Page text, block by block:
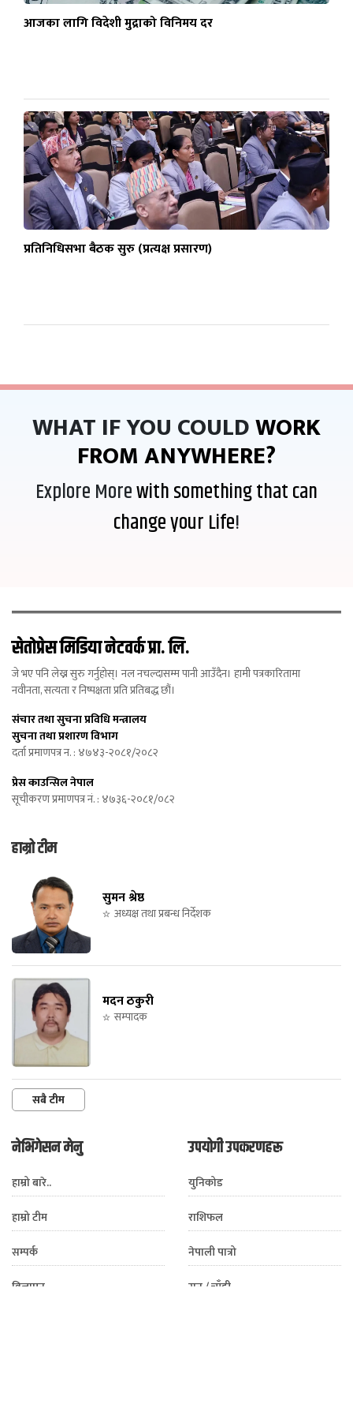
आजका लागि विदेशी मुद्राको विनिमय दर
प्रतिनिधिसभा बैठक सुरु (प्रत्यक्ष प्रसारण)
WHAT IF YOU COULDWORK
FROM ANYWHERE?
Explore Morewith something that can
change your Life!
सेतोप्रेस मिडिया नेटवर्क प्रा. लि.
जे भए पनि लेख्न सुरु गर्नुहोस्। नल नचल्दासम्म पानी आउँदैन। हामी पत्रकारितामा
नवीनता, सत्यता र निष्पक्षता प्रति प्रतिबद्ध छौं।
संचार तथा सुचना प्रविधि मन्त्रालय
सुचना तथा प्रशारण विभाग
दर्ता प्रमाणपत्र न. : ४७४३-२०८१/२०८२
प्रेस काउन्सिल नेपाल
सूचीकरण प्रमाणपत्र नं. : ४७३६-२०८१/०८२
हाम्रो टीम
सुमन श्रेष्ठ
अध्यक्ष तथा प्रबन्ध निर्देशक
मदन ठकुरी
सम्पादक
सबै टीम
नेभिगेसन मेनु
हाम्रो बारे..
हाम्रो टीम
सम्पर्क
विज्ञापन
उपयोगी उपकरणहरू
युनिकोड
राशिफल
नेपाली पात्रो
सुन / चाँदी